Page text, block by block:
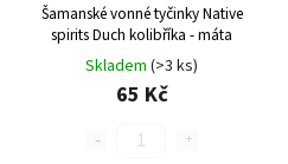
Šamanské vonné tyčinky Native
spirits Duch kolibříka - máta
Skladem (>3 ks)
65 Kč